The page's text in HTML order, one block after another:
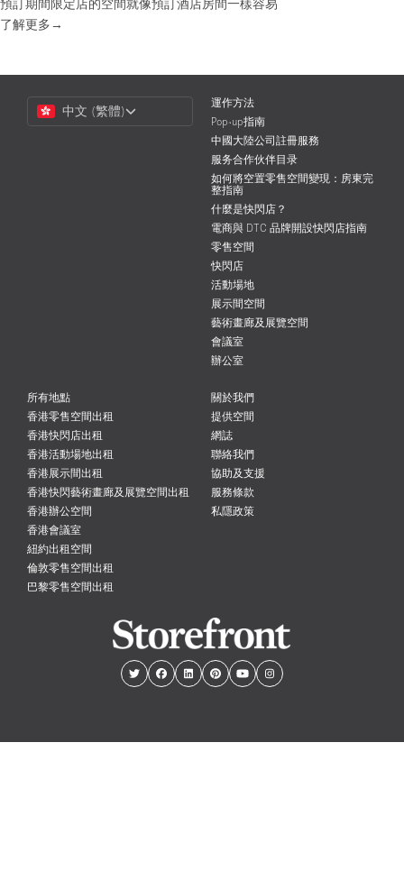
預訂期間限定店的空間就像預訂酒店房間一樣容易
了解更多→
Choose
Language
中文 (繁體)
運作方法
Pop-up指南
中國大陸公司註冊服務
服务合作伙伴目录
如何將空置零售空間變現：房東完
整指南
什麼是快閃店？
電商與 DTC 品牌開設快閃店指南
零售空間
快閃店
活動場地
展示間空間
藝術畫廊及展覽空間
會議室
辦公室
所有地點
香港零售空間出租
香港快閃店出租
香港活動場地出租
香港展示間出租
香港快閃藝術畫廊及展覽空間出租
香港辦公空間
香港會議室
紐約出租空間
倫敦零售空間出租
巴黎零售空間出租
關於我們
提供空間
網誌
聯絡我們
協助及支援
服務條款
私隱政策